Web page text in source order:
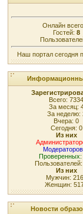
Онлайн
Гостей: 8
Наш портал сегодня
Всего: 7334
За месяц:
За неделю:
Вчера: 0
Сегодня: 0
Из них
Проверенных:
Из них
Мужчин:
Женщин:
Новости